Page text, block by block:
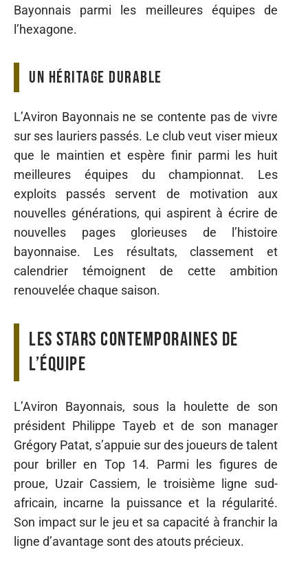
Bayonnais parmi les meilleures équipes de
l’hexagone.
Un héritage durable
L’Aviron Bayonnais ne se contente pas de vivre
sur ses lauriers passés. Le club veut viser mieux
que le maintien et espère finir parmi les huit
meilleures équipes du championnat. Les
exploits passés servent de motivation aux
nouvelles générations, qui aspirent à écrire de
nouvelles pages glorieuses de l’histoire
bayonnaise. Les résultats, classement et
calendrier témoignent de cette ambition
renouvelée chaque saison.
Les stars contemporaines de
l’équipe
L’Aviron Bayonnais, sous la houlette de son
président Philippe Tayeb et de son manager
Grégory Patat, s’appuie sur des joueurs de talent
pour briller en Top 14. Parmi les figures de
proue, Uzair Cassiem, le troisième ligne sud-
africain, incarne la puissance et la régularité.
Son impact sur le jeu et sa capacité à franchir la
ligne d’avantage sont des atouts précieux.